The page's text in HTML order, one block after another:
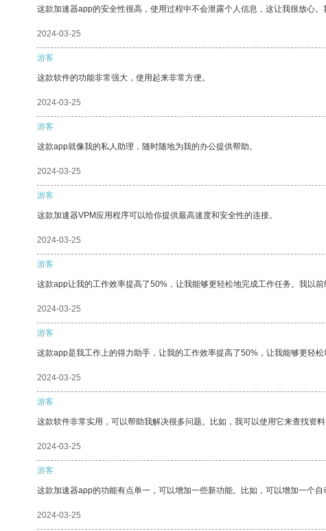
这款加速器app的安全性很高，使用过程中不会泄露个人信息，这让我很放心
2024-03-25
游客
这款软件的功能非常强大，使用起来非常方便。
2024-03-25
游客
这款app就像我的私人助理，随时随地为我的办公提供帮助。
2024-03-25
游客
这款加速器VPM应用程序可以给你提供最高速度和安全性的连接。
2024-03-25
游客
这款app让我的工作效率提高了50%，让我能够更轻松地完成工作任务。我以
2024-03-25
游客
这款app是我工作上的得力助手，让我的工作效率提高了50%，让我能够更轻松
2024-03-25
游客
这款软件非常实用，可以帮助我解决很多问题。比如，我可以使用它来查找资料
2024-03-25
游客
这款加速器app的功能有点单一，可以增加一些新功能。比如，可以增加一个
2024-03-25